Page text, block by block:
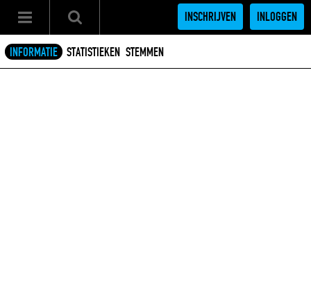
INSCHRIJVEN INLOGGEN
INFORMATIE STATISTIEKEN STEMMEN